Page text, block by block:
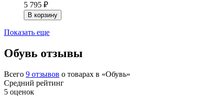
5 795 ₽
В корзину
Показать еще
Обувь отзывы
Всего 9 отзывов о товарах в «Обувь»
Средний рейтинг
5 оценок